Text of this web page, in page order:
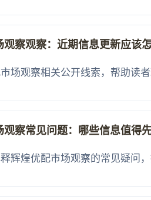
观察观察：近期信息更新应该
场观察相关公开线索，帮助读
观察常见问题：哪些信息值得
辉煌优配市场观察的常见疑问